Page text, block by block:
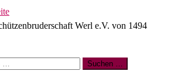
Werl e.V. von 1494
Suchen …